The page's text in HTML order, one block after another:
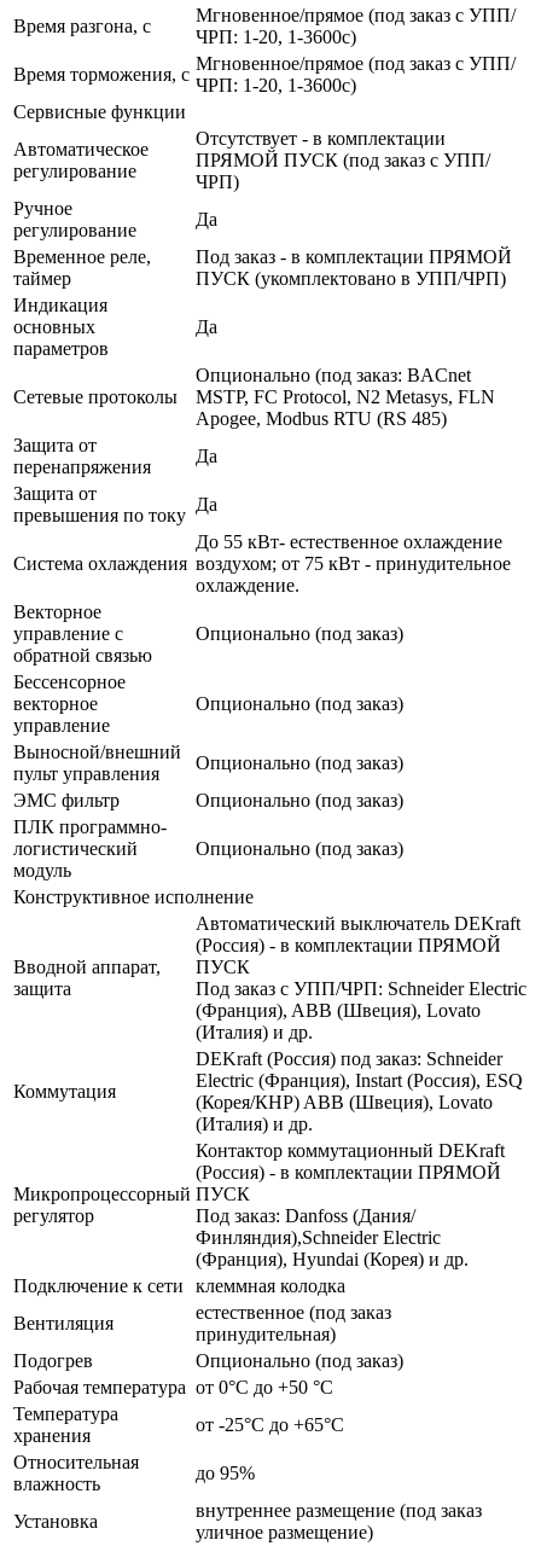
Время разгона, с
Мгновенное/прямое (под заказ с УПП/
ЧРП: 1-20, 1-3600с)
Время торможения, с
Мгновенное/прямое (под заказ с УПП/
ЧРП: 1-20, 1-3600с)
Сервисные функции
Автоматическое
регулирование
Отсутствует - в комплектации
ПРЯМОЙ ПУСК (под заказ с УПП/
ЧРП)
Ручное
регулирование
Да
Временное реле,
таймер
Под заказ - в комплектации ПРЯМОЙ
ПУСК (укомплектовано в УПП/ЧРП)
Индикация
основных
параметров
Да
Сетевые протоколы
Опционально (под заказ: BACnet
MSTP, FC Protocol, N2 Metasys, FLN
Apogee, Modbus RTU (RS 485)
Защита от
перенапряжения
Да
Защита от
превышения по току
Да
Система охлаждения
До 55 кВт- естественное охлаждение
воздухом; от 75 кВт - принудительное
охлаждение.
Векторное
управление с
обратной связью
Опционально (под заказ)
Бессенсорное
векторное
управление
Опционально (под заказ)
Выносной/внешний
пульт управления
Опционально (под заказ)
ЭМС фильтр
Опционально (под заказ)
ПЛК программно-
логистический
модуль
Опционально (под заказ)
Конструктивное исполнение
Вводной аппарат,
защита
Автоматический выключатель DEKraft
(Россия) - в комплектации ПРЯМОЙ
ПУСК
Под заказ с УПП/ЧРП: Schneider Electric
(Франция), ABB (Швеция), Lovato
(Италия) и др.
Коммутация
DEKraft (Россия) под заказ: Schneider
Electric (Франция), Instart (Россия), ESQ
(Корея/КНР) ABB (Швеция), Lovato
(Италия) и др.
Микропроцессорный
регулятор
Контактор коммутационный DEKraft
(Россия) - в комплектации ПРЯМОЙ
ПУСК
Под заказ: Danfoss (Дания/
Финляндия),Schneider Electric
(Франция), Hyundai (Корея) и др.
Подключение к сети
клеммная колодка
Вентиляция
естественное (под заказ
принудительная)
Подогрев
Опционально (под заказ)
Рабочая температура от 0°C до +50 °C
Температура
хранения
от -25°C до +65°C
Относительная
влажность
до 95%
Установка
внутреннее размещение (под заказ
уличное размещение)